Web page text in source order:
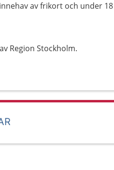
av frikort och under
Region Stockholm.